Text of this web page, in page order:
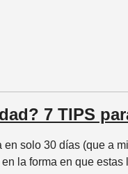
7 TIPS
solo 30 días (que
la forma en que